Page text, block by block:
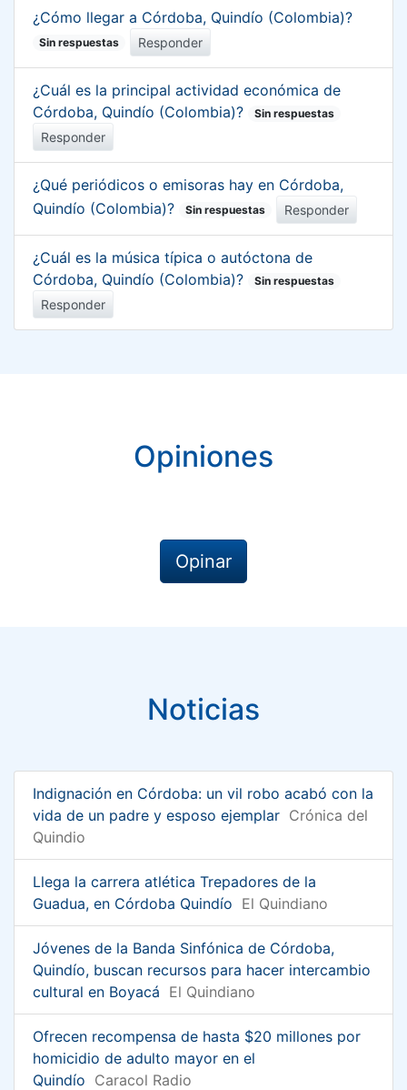
¿Cómo llegar a Córdoba, Quindío (Colombia)?
Sin respuestas Responder
¿Cuál es la principal actividad económica de
Córdoba, Quindío (Colombia)?
Sin respuestas
Responder
¿Qué periódicos o emisoras hay en Córdoba,
Quindío (Colombia)?
Sin respuestas Responder
¿Cuál es la música típica o autóctona de
Córdoba, Quindío (Colombia)?
Sin respuestas
Responder
Opiniones
Opinar
Noticias
Indignación en Córdoba: un vil robo acabó con la
vida de un padre y esposo ejemplar Crónica del
Quindio
Llega la carrera atlética Trepadores de la
Guadua, en Córdoba Quindío El Quindiano
Jóvenes de la Banda Sinfónica de Córdoba,
Quindío, buscan recursos para hacer intercambio
cultural en Boyacá El Quindiano
Ofrecen recompensa de hasta $20 millones por
homicidio de adulto mayor en el
Quindío Caracol Radio